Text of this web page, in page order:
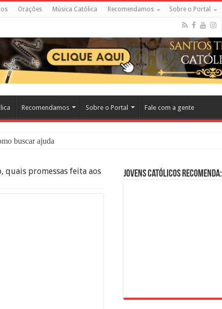
Orações Música Católica Recomendamos Sobre o Portal
Recomendamos Sobre o Portal Fale com a gente
buscar ajuda
Documentário Que Vai Tocar os Católicos no Cinema
quais promessas feita aos
Jovens Católicos Recomenda: